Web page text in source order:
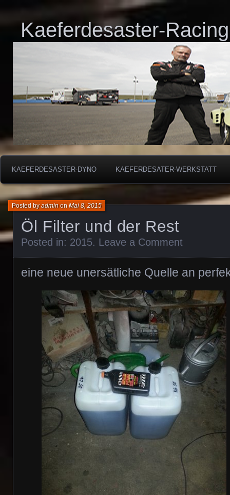
Kaeferdesaster-Racing
KAEFERDESASTER-DYNO KAEFERDESATER-WERKSTATT
Öl Filter und der Rest
Posted byadminonMai 8, 2015
Posted in: 2015. Leave a Comment
eine neue unersätliche Quelle an